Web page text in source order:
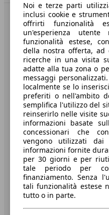
Benvenuti su
Società
A proposito di
Stampa
Media
Condizioni generali
Informazioni
Privacy
Dichiarazione di
Servizi
Area rivenditori
Noi e terze parti
inclusi cookie e
offrirti funzionalità
un'esperienza utente
funzionalità estese,
della nostra offerta, ad
ricerche in una visita
adatte alla tua zona o
messaggi
localmente se lo
preferiti o nell'ambito
semplifica l'utilizzo del
reinserirlo nelle visite
informazioni basate
concessionari che
vengono utilizzati
informazioni fornite
per 30 giorni e per
tale periodo per
finanziamento. Senza
tali funzionalità estese
tutto o in parte.